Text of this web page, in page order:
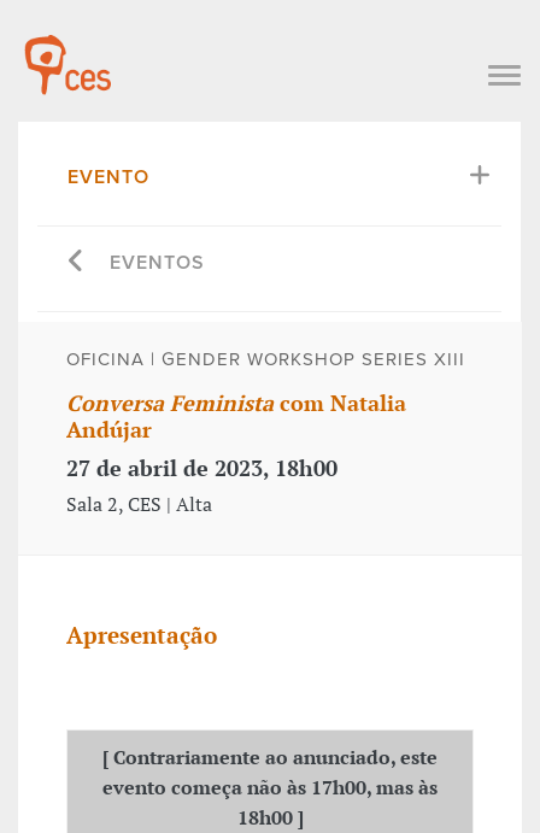
EVENTO
EVENTOS
OFICINA | GENDER WORKSHOP SERIES XIII
Conversa Feministacom Natalia
Andújar
27 de abril de 2023, 18h00
Sala 2, CES | Alta
Apresentação
[ Contrariamente ao anunciado, este
evento começa não às 17h00, mas às
18h00]